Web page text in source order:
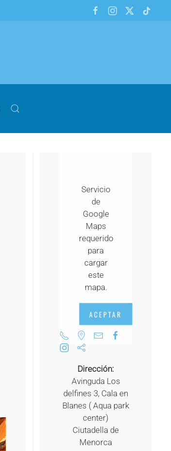
Servicio
de
Google
Maps
requerido
para
cargar
este
mapa.
ACEPTAR
Dirección:
Avinguda Los
delfines 3, Cala en
Blanes ( Aqua park
center)
Ciutadella de
Menorca